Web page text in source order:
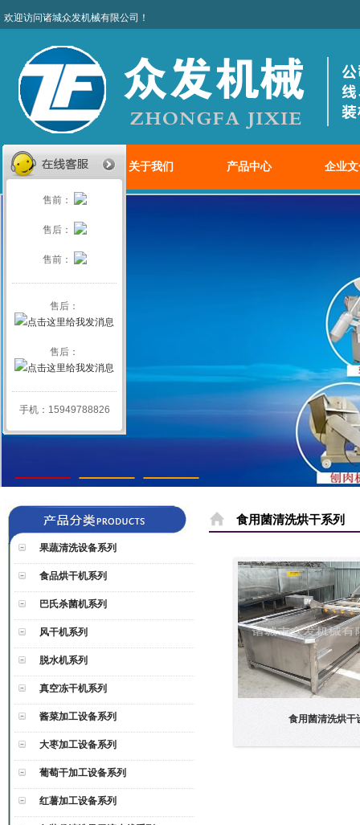
售前：
售后：
售前：
售后：
售后：
手机：15949788826
欢迎访问诸城众发机械有限
网站首页 关于我们 产品中心 企业
1 2 3
果蔬清洗设备系列
食品烘干机系列
巴氏杀菌机系列
风干机系列
脱水机系列
真空冻干机系列
酱菜加工设备系列
大枣加工设备系列
葡萄干加工设备系列
红薯加工设备系列
食用菌清洗烘干系列
食用菌清洗烘干